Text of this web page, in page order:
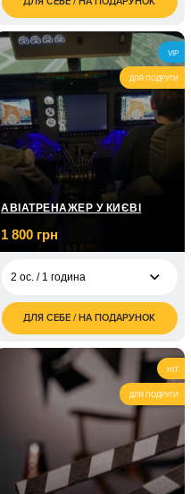
2 700
грн
6 ос. / 2 години
4 800
грнVIP
ДЛЯ ПОДРУГИ
АВІАТРЕНАЖЕР У КИЄВІ
1 800 грн
2 ос. / 1 година
1 800
грн
ДЛЯ СЕБЕ / НА ПОДАРУНОК
HIT
ДЛЯ ПОДРУГИ